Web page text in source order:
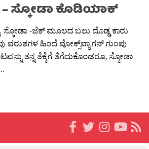
– ಸ್ಕೋಡಾ ಕೊಡಿಯಾಕ್
ಸ್ಕೋಡಾ -ಜೆಕ್ ಮೂಲದ ಬಲು ದೊಡ್ಡ ಕಾರು
ವರುಶಗಳ ಹಿಂದೆ ವೋಕ್ಸ್‌ವ್ಯಾಗನ್ ಗುಂಪು
ತನ್ನ ತೆಕ್ಕೆಗೆ ತೆಗೆದುಕೊಂಡರೂ, ಸ್ಕೋಡಾ